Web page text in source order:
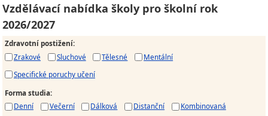
Vzdělávací nabídka školy pro školní rok
2026/2027
Zdravotní postižení:
Zrakové
Sluchové Tělesné
Mentální
Specifické poruchy učení
Forma studia:
Denní
Večerní Dálková Distanční Kombinovaná